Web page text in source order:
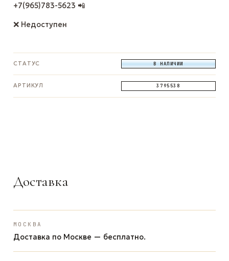
+7(965)783-5623 📲
❌ Недоступен
СТАТУС В НАЛИЧИИ
АРТИКУЛ 3795538
Доставка
МОСКВА
Доставка по Москве — бесплатно.